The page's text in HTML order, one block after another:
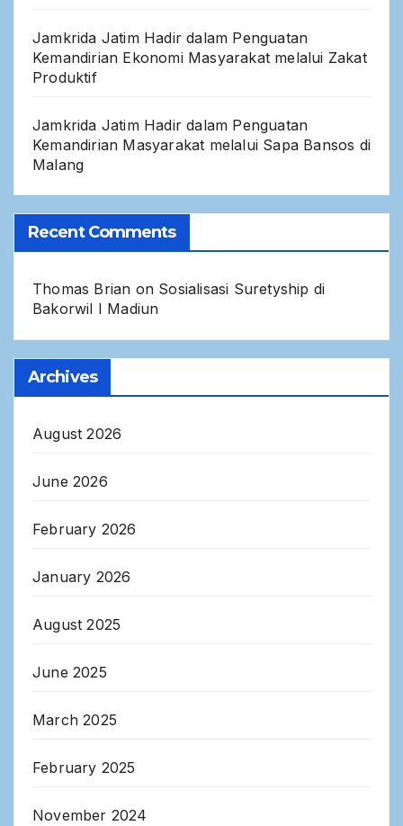
Jamkrida Jatim Hadir dalam Penguatan
Kemandirian Ekonomi Masyarakat melalui Zakat
Produktif
Jamkrida Jatim Hadir dalam Penguatan
Kemandirian Masyarakat melalui Sapa Bansos di
Malang
Recent Comments
Thomas Brian on Sosialisasi Suretyship di
Bakorwil I Madiun
Archives
August 2026
June 2026
February 2026
January 2026
August 2025
June 2025
March 2025
February 2025
November 2024